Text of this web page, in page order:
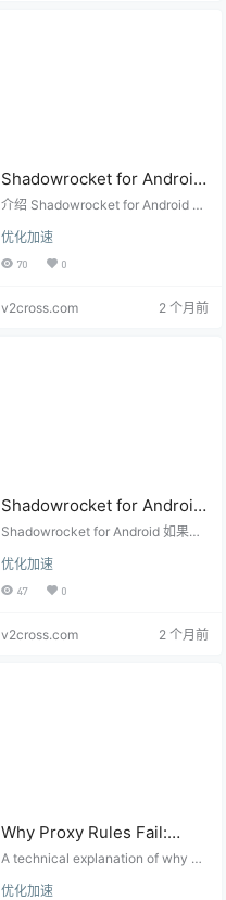
Shadowrocket for Android
UDP 和 QUIC 怎么设置？游
容性排查
介绍 Shadowrocket for Android 中
视频通话的兼容性问题，帮助判断
是否需要开启 UDP 转发或调整规
优化加速
70 0
v2cross.com 2 个月前
Shadowrocket for Android
看不了日志怎么排查？
替代检查方法
Shadowrocket for Android 如果没
测、IP 检测、规则切换、节点对比
和系统设置来分层排查不能联网问
优化加速
47 0
v2cross.com 2 个月前
Why Proxy Rules Fail:
Domain Rules, IP CIDR,
A technical explanation of why pr
main matching, IP CIDR, GeoIP da
优化加速